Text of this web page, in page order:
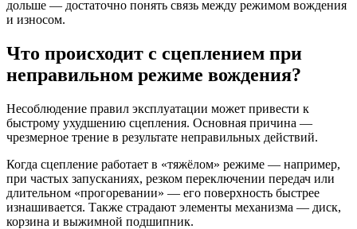
дольше — достаточно понять связь между режимом вождения
и износом.
Что происходит с сцеплением при
неправильном режиме вождения?
Несоблюдение правил эксплуатации может привести к
быстрому ухудшению сцепления. Основная причина —
чрезмерное трение в результате неправильных действий.
Когда сцепление работает в «тяжёлом» режиме — например,
при частых запусканиях, резком переключении передач или
длительном «прогоревании» — его поверхность быстрее
изнашивается. Также страдают элементы механизма — диск,
корзина и выжимной подшипник.